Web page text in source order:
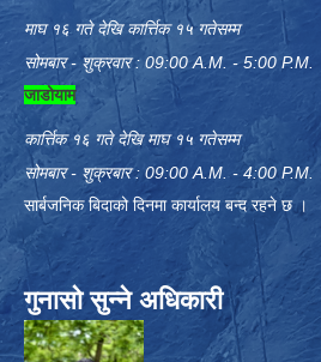
माघ १६ गते देखि कार्त्तिक १५ गतेसम्म
सोमबार - शुक्रवार : 09:00 A.M. - 5:00 P.M.
जाडोयाम
कार्त्तिक १६ गते देखि माघ १५ गतेसम्म
सोमबार - शुक्रबार : 09:00 A.M. - 4:00 P.M.
सार्बजनिक बिदाको दिनमा कार्यालय बन्द रहने छ ।
गुनासो सुन्ने अधिकारी